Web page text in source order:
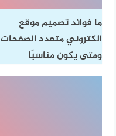
ما فوائد تصميم موقع
الكتروني متعدد الصفحات
ومتى يكون مناسبًا